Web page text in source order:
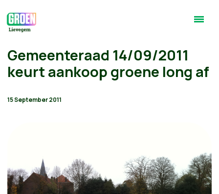
Gemeenteraad 14/09/2011
keurt aankoop groene long af
15 September 2011